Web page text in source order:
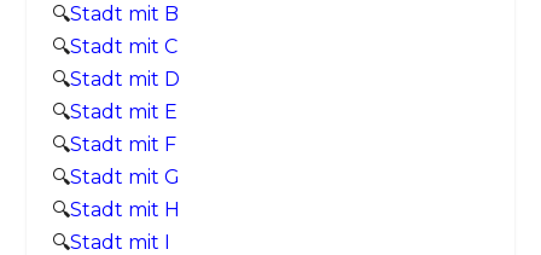
🔍Stadt mit B
🔍Stadt mit C
🔍Stadt mit D
🔍Stadt mit E
🔍Stadt mit F
🔍Stadt mit G
🔍Stadt mit H
🔍Stadt mit I